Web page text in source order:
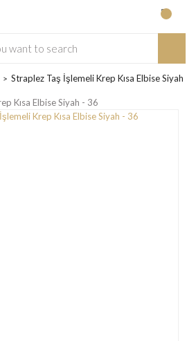
Straplez Taş İşlemeli Krep Kısa Elbise Siyah -